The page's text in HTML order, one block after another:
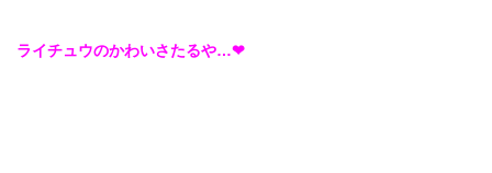
ライチュウのかわいさたるや…❤